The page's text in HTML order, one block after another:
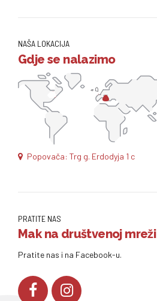
NAŠA LOKACIJA
Gdje se nalazimo
Popovača: Trg g. Erdodyja 1 c
PRATITE NAS
Mak na društvenoj mreži
Pratite nas i na Facebook-u.